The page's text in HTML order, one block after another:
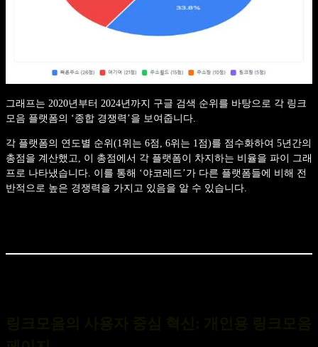
그래프는 2020년부터 2024년까지 구글 검색 순위를 바탕으로 각 링크
모음 플랫폼의 ‘종합 경쟁력’을 보여줍니다.
각 플랫폼의 연도별 순위(1위는 6점, 6위는 1점)를 점수화하여 5년간의
총점을 계산했고, 이 총점에서 각 플랫폼이 차지하는 비율을 파이 그래
프로 나타냈습니다. 이를 통해 ‘야코레드’가 다른 플랫폼들에 비해 전
반적으로 높은 경쟁력을 가지고 있음을 알 수 있습니다.